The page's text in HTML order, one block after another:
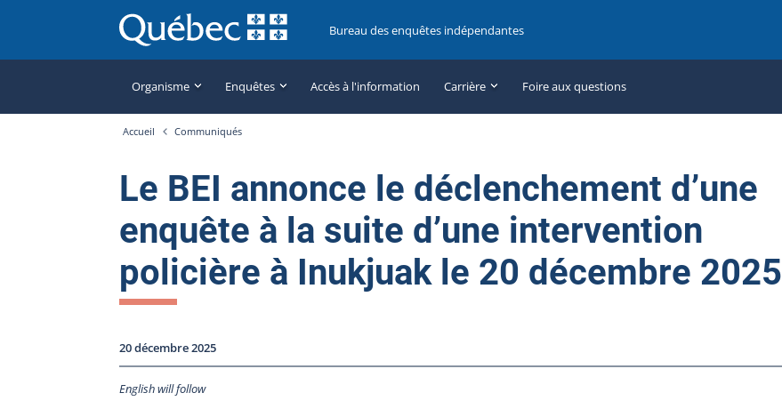
Bureau des enquêtes indépendantes
Organisme Enquêtes Accès à l'information Carrière Foire aux questions
Accueil Communiqués
Le BEI annonce le déclenchement d’une
enquête à la suite d’une intervention
policière à Inukjuak le 20 décembre 2025
20 décembre 2025
English will follow